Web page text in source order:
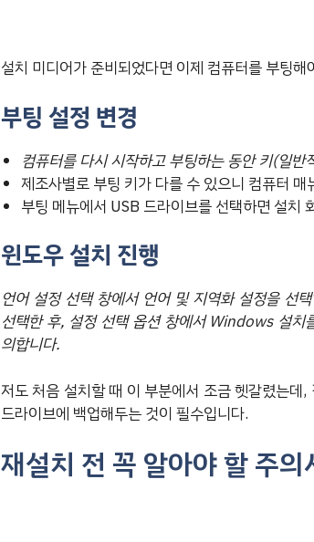
설치 미디어가 준비되었다면 이제 컴퓨터를 부팅
부팅 설정 변경
컴퓨터를 다시 시작하고 부팅하는 동안 키(일
제조사별로 부팅 키가 다를 수 있으니 컴퓨터
부팅 메뉴에서 USB 드라이브를 선택하면 설치
윈도우 설치 진행
언어 설정 선택 창에서 언어 및 지역화 설정을 선
선택한 후, 설정 선택 옵션 창에서 Windows 설치
의합니다.
저도 처음 설치할 때 이 부분에서 조금 헷갈렸는
드라이브에 백업해두는 것이 필수입니다.
재설치 전 꼭 알아야 할 주의